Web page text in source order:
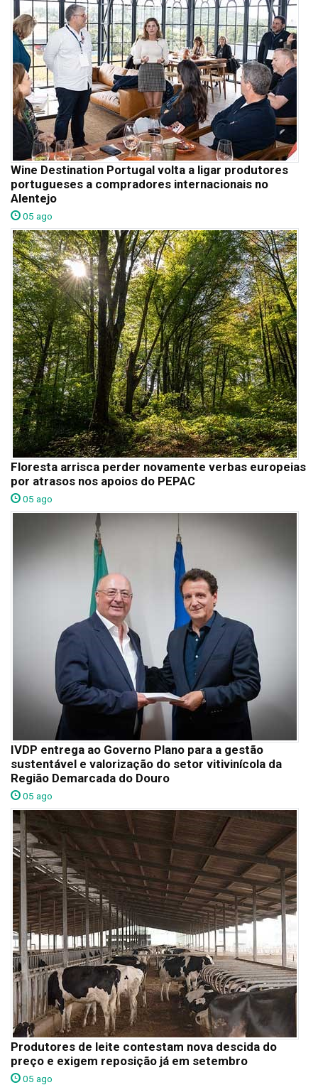
Wine Destination Portugal volta a ligar produtores
portugueses a compradores internacionais no
Alentejo
05 ago
Floresta arrisca perder novamente verbas europeias
por atrasos nos apoios do PEPAC
05 ago
IVDP entrega ao Governo Plano para a gestão
sustentável e valorização do setor vitivinícola da
Região Demarcada do Douro
05 ago
Produtores de leite contestam nova descida do
preço e exigem reposição já em setembro
05 ago